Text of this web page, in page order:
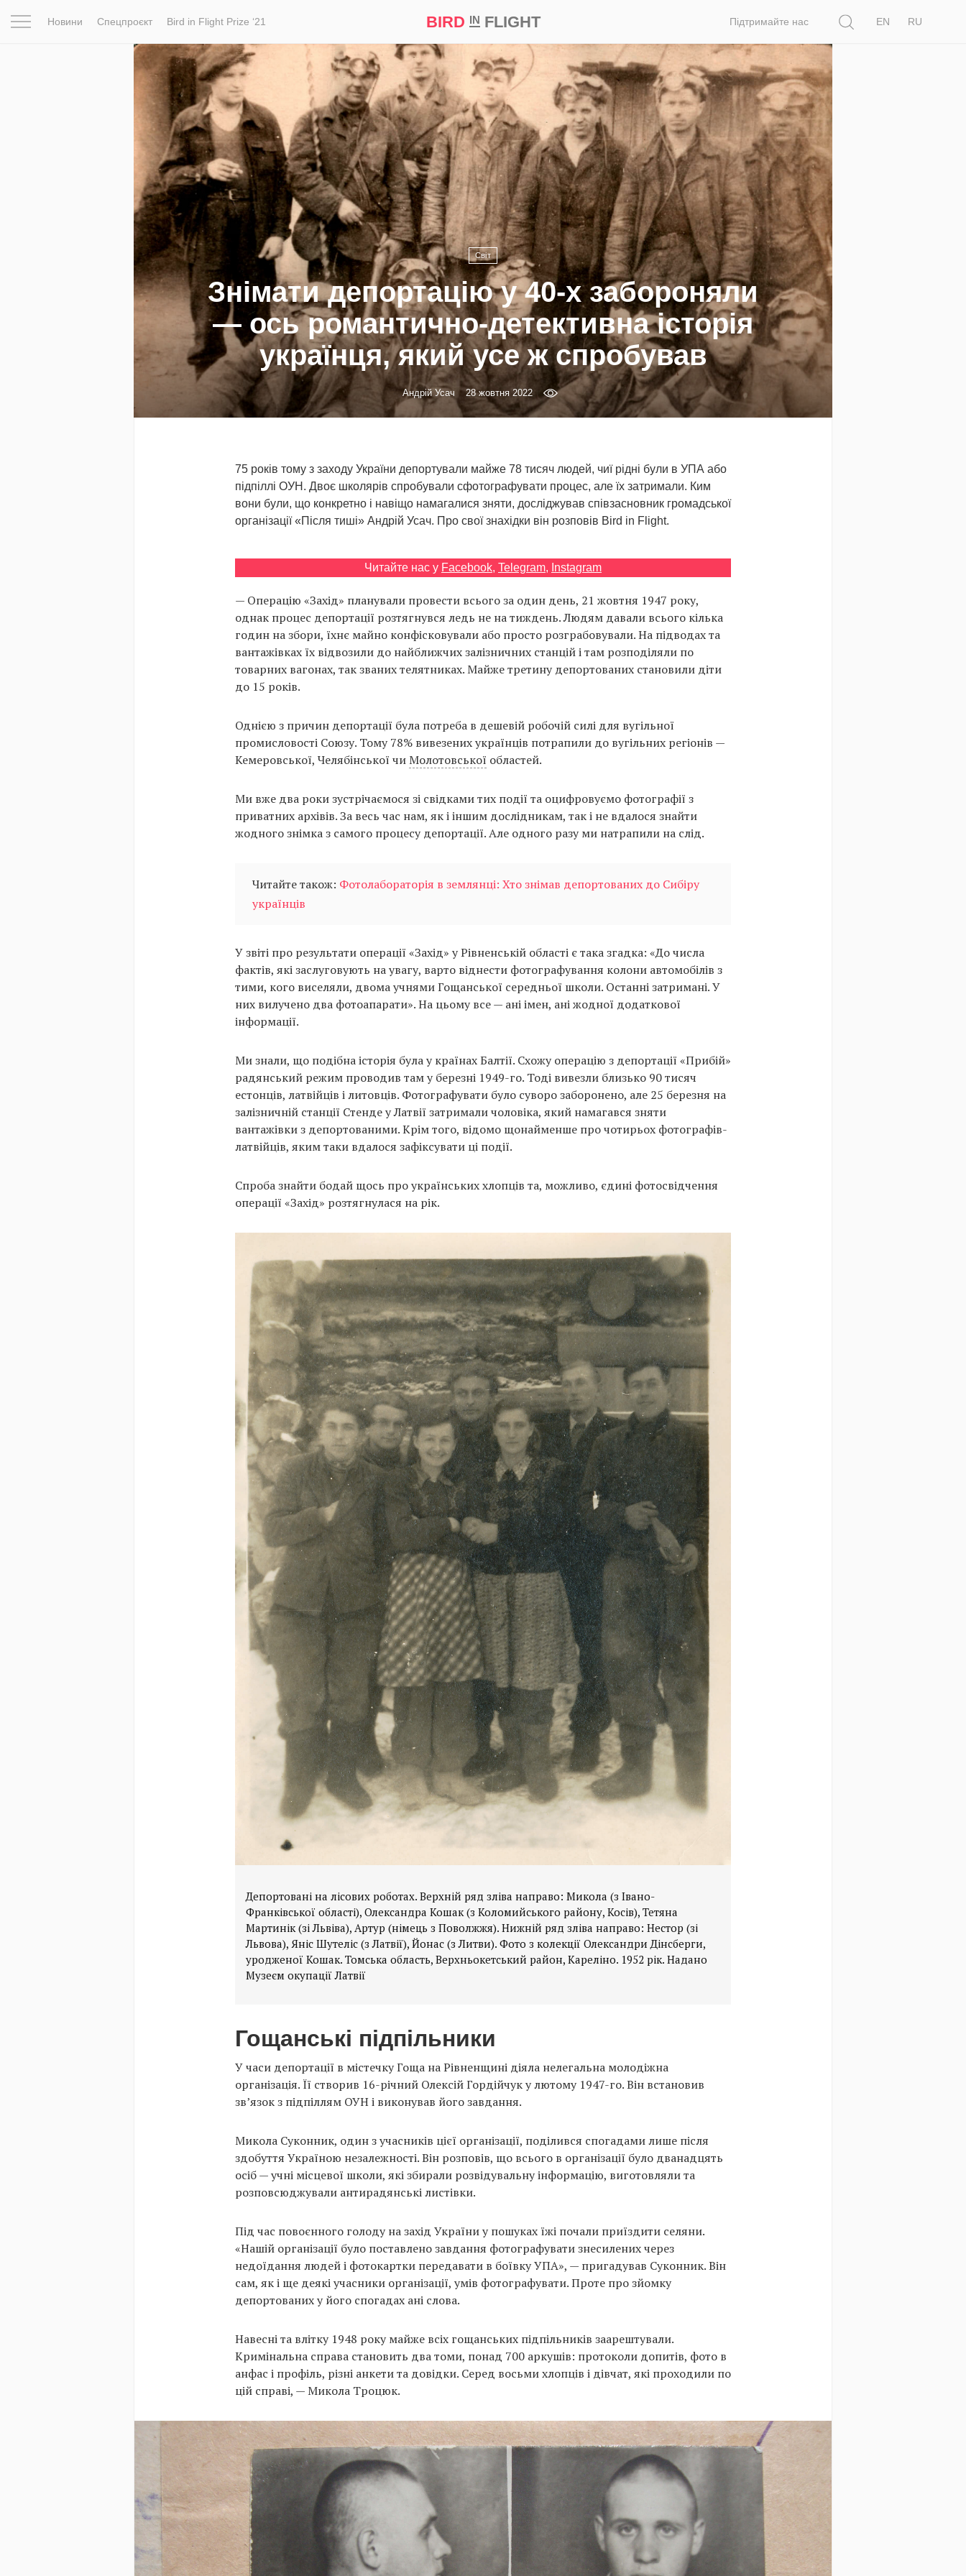
Новини Спецпроєкт Bird in Flight Prize ‘21 BIRD INFLIGHT Підтримайте нас
EN
RU
Фотопроєкт Новини Світ Архітектура Професія Bird in Flight Prize ‘21
Світ
Знімати депортацію у 40-х забороняли
— ось романтично-детективна історія
українця, який усе ж спробував
Андрій Усач 28 жовтня 2022
75 років тому з заходу України депортували майже 78 тисяч людей, чиї рідні були в УПА або
підпіллі ОУН. Двоє школярів спробували сфотографувати процес, але їх затримали. Ким
вони були, що конкретно і навіщо намагалися зняти, досліджував співзасновник громадської
організації «Після тиші» Андрій Усач. Про свої знахідки він розповів Bird in Flight.
Читайте нас у Facebook, Telegram, Instagram
— Операцію «Захід» планували провести всього за один день, 21 жовтня 1947 року,
однак процес депортації розтягнувся ледь не на тиждень. Людям давали всього кілька
годин на збори, їхнє майно конфісковували або просто розграбовували. На підводах та
вантажівках їх відвозили до найближчих залізничних станцій і там розподіляли по
товарних вагонах, так званих телятниках. Майже третину депортованих становили діти
до 15 років.
Однією з причин депортації була потреба в дешевій робочій силі для вугільної
промисловості Союзу. Тому 78% вивезених українців потрапили до вугільних регіонів —
Кемеровської, Челябінської чиМолотовської областей.
Ми вже два роки зустрічаємося зі свідками тих події та оцифровуємо фотографії з
приватних архівів. За весь час нам, як і іншим дослідникам, так і не вдалося знайти
жодного знімка з самого процесу депортації. Але одного разу ми натрапили на слід.
Читайте також: Фотолабораторія в землянці: Хто знімав депортованих до Сибіру
українців
У звіті про результати операції «Захід» у Рівненській області є така згадка: «До числа
фактів, які заслуговують на увагу, варто віднести фотографування колони автомобілів з
тими, кого виселяли, двома учнями Гощанської середньої школи. Останні затримані. У
них вилучено два фотоапарати». На цьому все — ані імен, ані жодної додаткової
інформації.
Ми знали, що подібна історія була у країнах Балтії. Схожу операцію з депортації «Прибій»
радянський режим проводив там у березні 1949-го. Тоді вивезли близько 90 тисяч
естонців, латвійців і литовців. Фотографувати було суворо заборонено, але 25 березня на
залізничній станції Стенде у Латвії затримали чоловіка, який намагався зняти
вантажівки з депортованими. Крім того, відомо щонайменше про чотирьох фотографів-
латвійців, яким таки вдалося зафіксувати ці події.
Спроба знайти бодай щось про українських хлопців та, можливо, єдині фотосвідчення
операції «Захід» розтягнулася на рік.
Депортовані на лісових роботах. Верхній ряд зліва направо: Микола (з Івано-
Франківської області), Олександра Кошак (з Коломийського району, Косів), Тетяна
Мартинік (зі Львіва), Артур (німець з Поволжжя). Нижній ряд зліва направо: Нестор (зі
Львова), Яніс Шутеліс (з Латвії), Йонас (з Литви). Фото з колекції Олександри Дінсберги,
уродженої Кошак. Томська область, Верхньокетський район, Кареліно. 1952 рік. Надано
Музеєм окупації Латвії
Гощанські підпільники
У часи депортації в містечку Гоща на Рівненщині діяла нелегальна молодіжна
організація. Її створив 16-річний Олексій Гордійчук у лютому 1947-го. Він встановив
зв’язок з підпіллям ОУН і виконував його завдання.
Микола Суконник, один з учасників цієї організації, поділився спогадами лише після
здобуття Україною незалежності. Він розповів, що всього в організації було дванадцять
осіб — учні місцевої школи, які збирали розвідувальну інформацію, виготовляли та
розповсюджували антирадянські листівки.
Під час повоєнного голоду на захід України у пошуках їжі почали приїздити селяни.
«Нашій організації було поставлено завдання фотографувати знесилених через
недоїдання людей і фотокартки передавати в боївку УПА», — пригадував Суконник. Він
сам, як і ще деякі учасники організації, умів фотографувати. Проте про зйомку
депортованих у його спогадах ані слова.
Навесні та влітку 1948 року майже всіх гощанських підпільників заарештували.
Кримінальна справа становить два томи, понад 700 аркушів: протоколи допитів, фото в
анфас і профіль, різні анкети та довідки. Серед восьми хлопців і дівчат, які проходили по
цій справі, — Микола Троцюк.